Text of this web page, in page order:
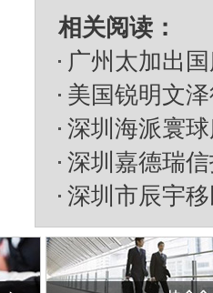
相关阅读：
广州太加出
美国锐明文
深圳海派寰
深圳嘉德瑞
深圳市辰宇